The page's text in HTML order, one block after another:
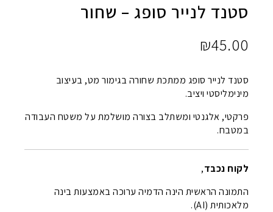
סטנד לנייר סופג – שחור
₪45.00
סטנד לנייר סופג ממתכת שחורה בגימור מט, בעיצוב
מינימליסטי ויציב.
פרקטי, אלגנטי ומשתלב בצורה מושלמת על משטח העבודה
במטבח.
לקוח נכבד,
התמונה הראשית הינה הדמיה ערוכה באמצעות בינה
מלאכותית (AI).